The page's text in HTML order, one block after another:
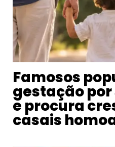
Famosos
gestação
e procura
casais